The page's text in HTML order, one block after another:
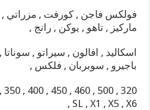
فولكس فاجن , كورفت , مزراتي ,
ماركيز , تاهو , يوكن , رانج ,
اسكاليد , افالون , سيراتو ,
باجيرو , سوبربان , فلكس ,
350 , 400 , 450 , 460 , 500 , 320
, SL , X1 , X5 , X6